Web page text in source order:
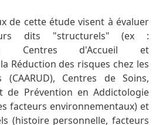
de cette étude visent à évaluer
dits "structurels" (ex :
Centres d'Accueil et
Réduction des risques chez les
Centres de Soins,
de Prévention en Addictologie
facteurs environnementaux) et
(histoire personnelle, facteurs